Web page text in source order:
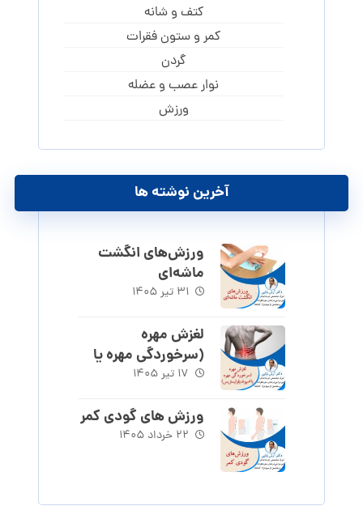
کتف و شانه
کمر و ستون فقرات
گردن
نوار عصب و عضله
ورزش
آخرین نوشته ها
ورزش‌های انگشت
ماشه‌ای
۳۱ تیر ۱۴۰۵
لغزش مهره
(سرخوردگی مهره یا
اسپوندیلولیستزیس)
۱۷ تیر ۱۴۰۵
ورزش های گودی کمر
۲۲ خرداد ۱۴۰۵